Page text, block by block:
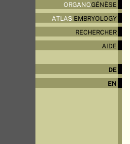
ORGANOGÉNÈSE
ATLAS EMBRYOLOGY
RECHERCHER
AIDE
DE
EN